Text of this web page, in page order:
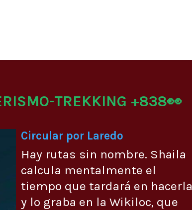
TREKKING +838👀
Circular por Laredo
Hay rutas sin nombre. Shaila
calcula mentalmente el
tiempo que tardará en hacerla
y lo graba en la Wikiloc, que